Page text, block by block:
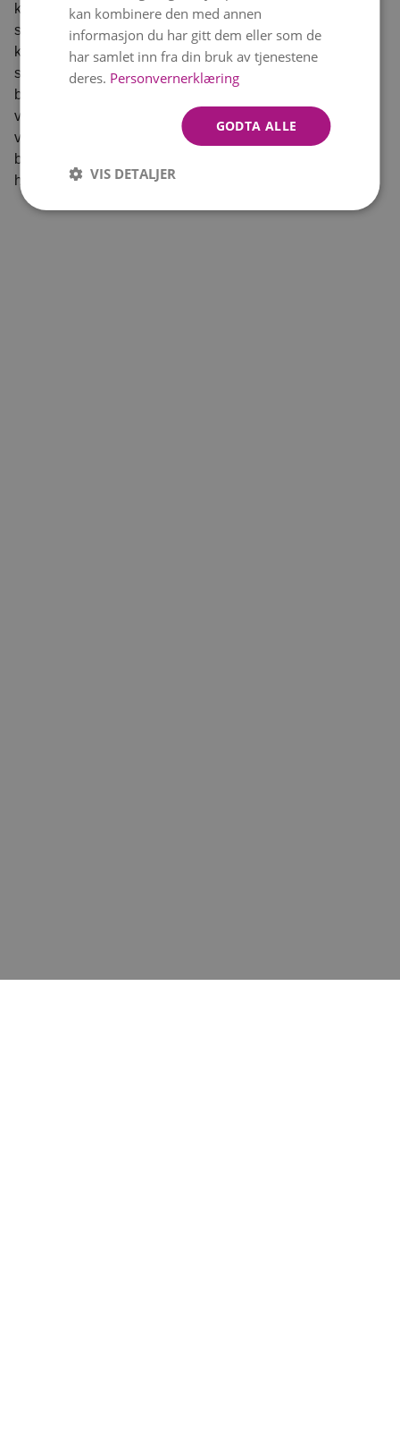
kombinerer
skjønnhet og
karakter i ett og
samme
blomsterarrangement. Utforsk
vårt utvalg av
vakre lilla
blomsterbuketter
her.
som synes og
føles. Perfekt når
du vil uttrykke
kjærlighet,
sterke følelser.
kan kombinere den med annen
informasjon du har gitt dem eller som de
har samlet inn fra din bruk av tjenestene
deres. Personvernerklæring
GODTA ALLE
VIS DETALJER